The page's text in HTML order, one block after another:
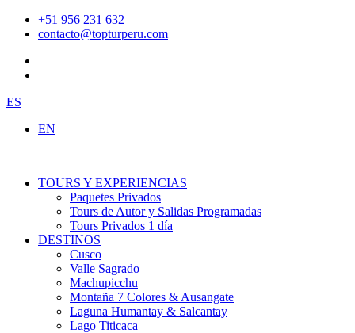
+51 956 231 632
contacto@topturperu.com
ES
EN
TOURS Y EXPERIENCIAS
Paquetes Privados
Tours de Autor y Salidas Programadas
Tours Privados 1 día
DESTINOS
Cusco
Valle Sagrado
Machupicchu
Montaña 7 Colores & Ausangate
Laguna Humantay & Salcantay
Lago Titicaca